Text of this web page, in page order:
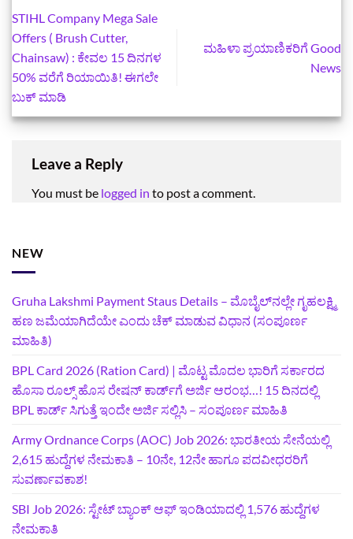
STIHL Company Mega Sale
Offers ( Brush Cutter,
Chainsaw) : ಕೇವಲ 15 ದಿನಗಳ
50% ವರೆಗೆ ರಿಯಾಯಿತಿ! ಈಗಲೇ
ಬುಕ್‌ ಮಾಡಿ
ಮಹಿಳಾ ಪ್ರಯಾಣಿಕರಿಗೆ Good
News
Leave a Reply
You must be logged in to post a comment.
NEW
Gruha Lakshmi Payment Staus Details – ಮೊಬೈಲ್‌ನಲ್ಲೇ ಗೃಹಲಕ್ಷ್ಮಿ
ಹಣ ಜಮೆಯಾಗಿದೆಯೇ ಎಂದು ಚೆಕ್ ಮಾಡುವ ವಿಧಾನ (ಸಂಪೂರ್ಣ
ಮಾಹಿತಿ)
BPL Card 2026 (Ration Card) | ಮೊಟ್ಟ ಮೊದಲ ಭಾರಿಗೆ ಸರ್ಕಾರದ
ಹೊಸಾ ರೂಲ್ಸ್ ಹೊಸ ರೇಷನ್ ಕಾರ್ಡ್‌ಗೆ ಅರ್ಜಿ ಆರಂಭ…! 15 ದಿನದಲ್ಲಿ
BPL ಕಾರ್ಡ್ ಸಿಗುತ್ತೆ ಇಂದೇ ಅರ್ಜಿ ಸಲ್ಲಿಸಿ – ಸಂಪೂರ್ಣ ಮಾಹಿತಿ
Army Ordnance Corps (AOC) Job 2026: ಭಾರತೀಯ ಸೇನೆಯಲ್ಲಿ
2,615 ಹುದ್ದೆಗಳ ನೇಮಕಾತಿ – 10ನೇ, 12ನೇ ಹಾಗೂ ಪದವೀಧರರಿಗೆ
ಸುವರ್ಣಾವಕಾಶ!
SBI Job 2026: ಸ್ಟೇಟ್ ಬ್ಯಾಂಕ್ ಆಫ್ ಇಂಡಿಯಾದಲ್ಲಿ 1,576 ಹುದ್ದೆಗಳ
ನೇಮಕಾತಿ